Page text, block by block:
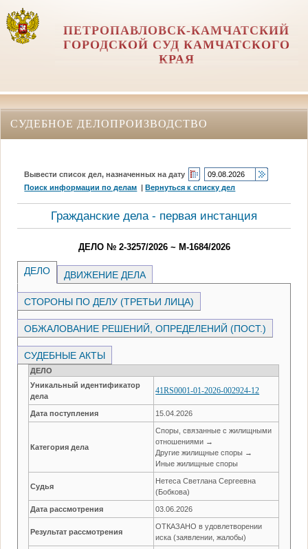
ПЕТРОПАВЛОВСК-КАМЧАТСКИЙ
ГОРОДСКОЙ СУД КАМЧАТСКОГО
КРАЯ
СУДЕБНОЕ ДЕЛОПРОИЗВОДСТВО
Вывести список дел, назначенных на дату
Поиск информации по делам |Вернуться к списку дел
Гражданские дела - первая инстанция
ДЕЛО № 2-3257/2026 ~ М-1684/2026
ДЕЛО ДВИЖЕНИЕ ДЕЛА
СТОРОНЫ ПО ДЕЛУ (ТРЕТЬИ ЛИЦА)
ОБЖАЛОВАНИЕ РЕШЕНИЙ, ОПРЕДЕЛЕНИЙ (ПОСТ.)
СУДЕБНЫЕ АКТЫ
ДЕЛО
Уникальный идентификатор
дела
41RS0001-01-2026-002924-12
Дата поступления 15.04.2026
Категория дела
Споры, связанные с жилищными
отношениями →
Другие жилищные споры →
Иные жилищные споры
Судья
Нетеса Светлана Сергеевна
(Бобкова)
Дата рассмотрения 03.06.2026
Результат рассмотрения
ОТКАЗАНО в удовлетворении
иска (заявлении, жалобы)